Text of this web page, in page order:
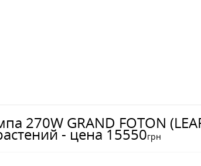
270W GRAND FOTON
- цена 15550грн